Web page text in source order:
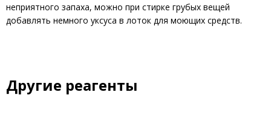
неприятного запаха, можно при стирке грубых вещей
добавлять немного уксуса в лоток для моющих средств.
Другие реагенты